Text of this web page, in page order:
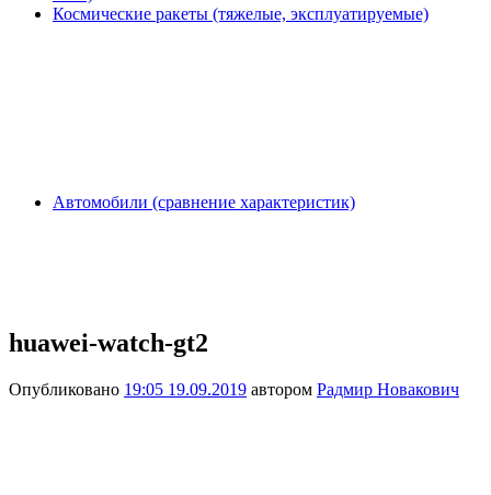
Космические ракеты (тяжелые, эксплуатируемые)
Автомобили (сравнение характеристик)
huawei-watch-gt2
Опубликовано 19:05 19.09.2019 автором Радмир Новакович